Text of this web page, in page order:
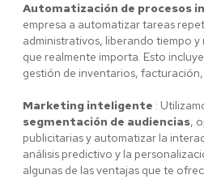
Automatización de procesos
empresa a automatizar tareas
administrativos, liberando tiempo
que realmente importa. Esto
gestión de inventarios,
Marketing inteligente :
segmentación de audiencias,
publicitarias y automatizar la
análisis predictivo y la
algunas de las ventajas que te